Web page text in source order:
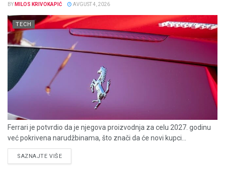
BY MILOS KRIVOKAPIĆ AVGUST 4, 2026
TECH
Ferrari je potvrdio da je njegova proizvodnja za celu 2027. godinu
već pokrivena narudžbinama, što znači da će novi kupci...
SAZNAJTE VIŠEDETAILS